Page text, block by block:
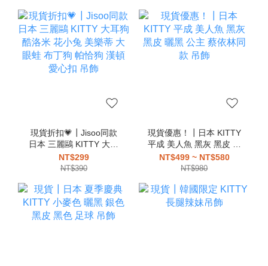
現貨折扣💗┃Jisoo同款
日本 三麗鷗 KITTY 大耳
狗 酷洛米 花小兔 美樂蒂
大眼蛙 布丁狗 帕恰狗 漢
NT$299
NT$390
現貨優惠！┃日本 KITTY
平成 美人魚 黑灰 黑皮 曬
黑 公主 蔡依林同款 吊飾
NT$499 ~ NT$580
NT$980